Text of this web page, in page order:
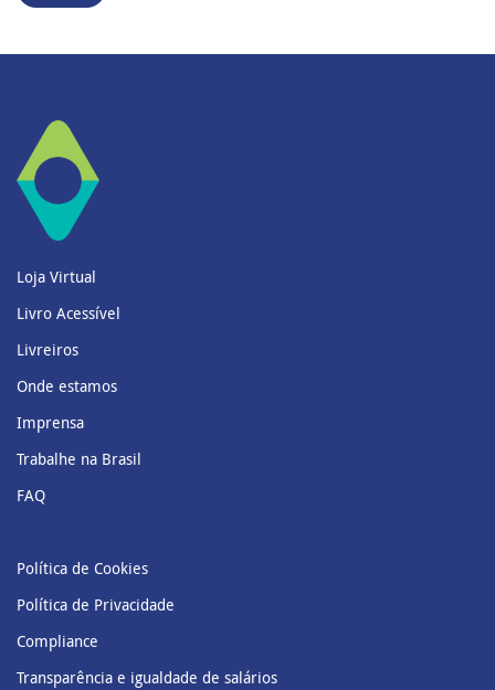
Loja Virtual
Livro Acessível
Livreiros
Onde estamos
Imprensa
Trabalhe na Brasil
FAQ
Política de Cookies
Política de Privacidade
Compliance
Transparência e igualdade de salários